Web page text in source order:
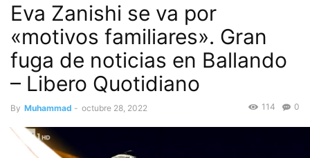
Eva Zanishi se va por
«motivos familiares». Gran
fuga de noticias en Ballando
– Libero Quotidiano
By Muhammad - octubre 28, 2022 0
114